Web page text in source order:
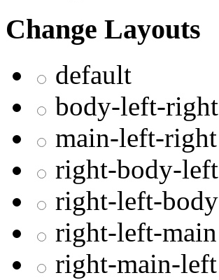
Change Layouts
default
body-left-right
main-left-right
right-body-left
right-left-body
right-left-main
right-main-left